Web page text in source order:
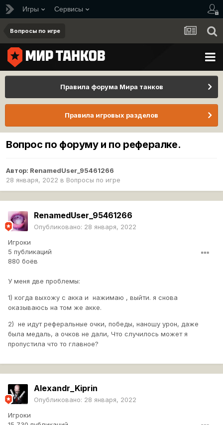
Игры Сервисы
Вопросы по игре
Правила форума Мира танков
Правила игровых разделов
Вопрос по форуму и по рефералке.
Автор: RenamedUser_95461266
28 января, 2022 в Вопросы по игре
RenamedUser_95461266
Опубликовано: 28 января, 2022
Игроки
5 публикаций
880 боёв
У меня две проблемы:
1) когда выхожу с акка и нажимаю , выйти. я снова
оказываюсь на том же акке.
2) не идут реферальные очки, победы, наношу урон, даже
была медаль, а очков не дали, Что случилось может я
пропустила что то главное?
Alexandr_Kiprin
Опубликовано: 28 января, 2022
Игроки